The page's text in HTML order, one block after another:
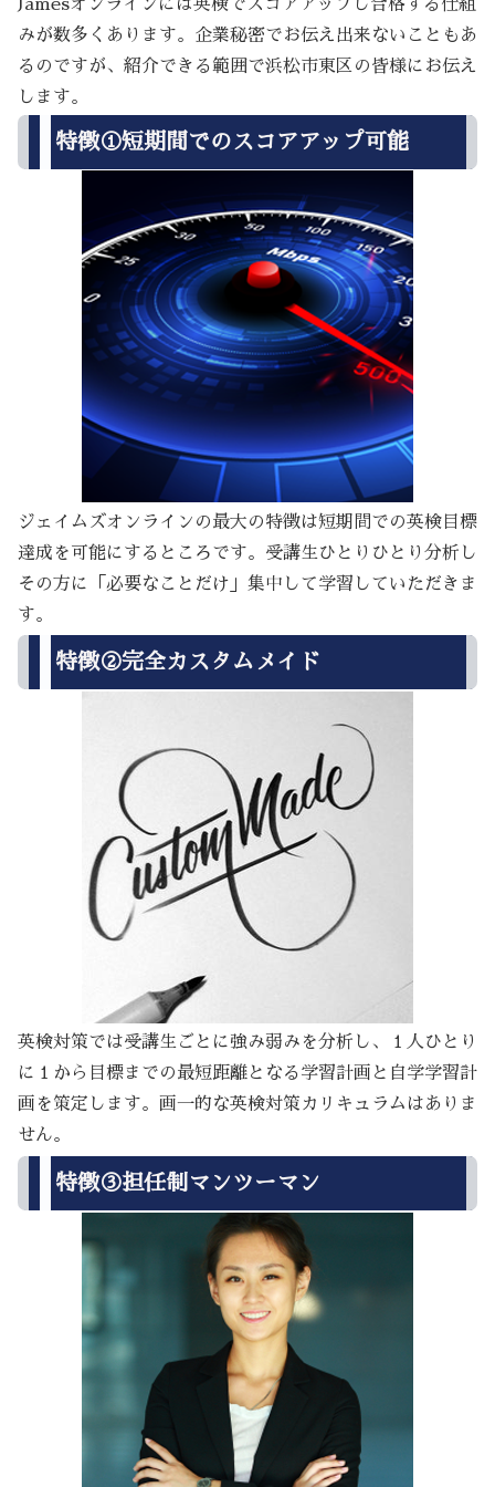
Jamesオンラインには英検でスコアアップし合格する仕組
みが数多くあります。企業秘密でお伝え出来ないこともあ
るのですが、紹介できる範囲で浜松市東区の皆様にお伝え
します。
特徴①短期間でのスコアアップ可能
ジェイムズオンラインの最大の特徴は短期間での英検目標
達成を可能にするところです。受講生ひとりひとり分析し
その方に「必要なことだけ」集中して学習していただきま
す。
特徴②完全カスタムメイド
英検対策では受講生ごとに強み弱みを分析し、１人ひとり
に１から目標までの最短距離となる学習計画と自学学習計
画を策定します。画一的な英検対策カリキュラムはありま
せん。
特徴③担任制マンツーマン